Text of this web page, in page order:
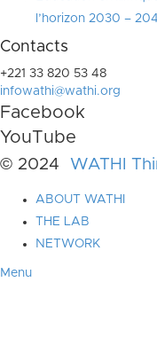
l’horizon 2030 –
Contacts
+221 33 820 53 48
infowathi@wathi.org
Facebook
YouTube
© 2024 WATHI
ABOUT WATHI
THE LAB
NETWORK
Menu